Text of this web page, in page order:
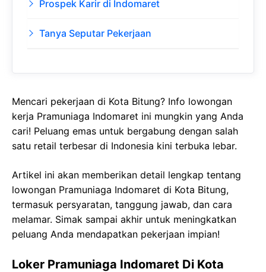
Prospek Karir di Indomaret
Tanya Seputar Pekerjaan
Mencari pekerjaan di Kota Bitung? Info lowongan
kerja Pramuniaga Indomaret ini mungkin yang Anda
cari! Peluang emas untuk bergabung dengan salah
satu retail terbesar di Indonesia kini terbuka lebar.
Artikel ini akan memberikan detail lengkap tentang
lowongan Pramuniaga Indomaret di Kota Bitung,
termasuk persyaratan, tanggung jawab, dan cara
melamar. Simak sampai akhir untuk meningkatkan
peluang Anda mendapatkan pekerjaan impian!
Loker Pramuniaga Indomaret Di Kota